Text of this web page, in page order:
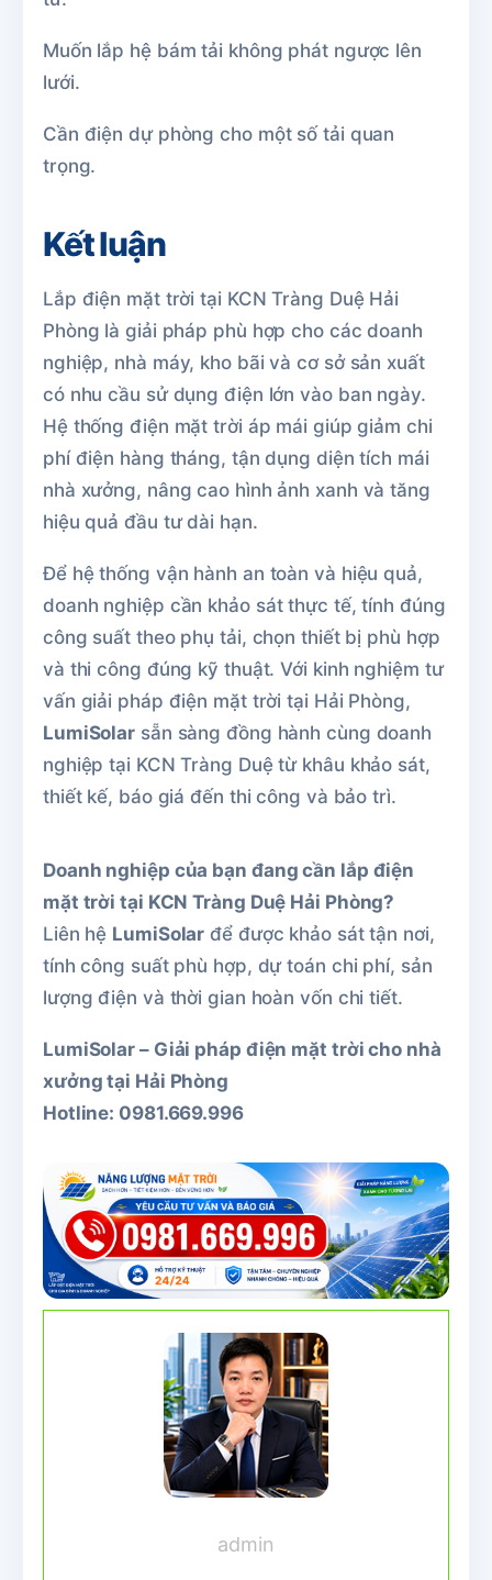
Muốn lắp hệ bám tải không phát ngược lên
lưới.
Cần điện dự phòng cho một số tải quan
trọng.
Kết luận
Lắp điện mặt trời tại KCN Tràng Duệ Hải
Phòng là giải pháp phù hợp cho các doanh
nghiệp, nhà máy, kho bãi và cơ sở sản xuất
có nhu cầu sử dụng điện lớn vào ban ngày.
Hệ thống điện mặt trời áp mái giúp giảm chi
phí điện hàng tháng, tận dụng diện tích mái
nhà xưởng, nâng cao hình ảnh xanh và tăng
hiệu quả đầu tư dài hạn.
Để hệ thống vận hành an toàn và hiệu quả,
doanh nghiệp cần khảo sát thực tế, tính đúng
công suất theo phụ tải, chọn thiết bị phù hợp
và thi công đúng kỹ thuật. Với kinh nghiệm tư
vấn giải pháp điện mặt trời tại Hải Phòng,
LumiSolar sẵn sàng đồng hành cùng doanh
nghiệp tại KCN Tràng Duệ từ khâu khảo sát,
thiết kế, báo giá đến thi công và bảo trì.
Doanh nghiệp của bạn đang cần lắp điện
mặt trời tại KCN Tràng Duệ Hải Phòng?
Liên hệ LumiSolar để được khảo sát tận nơi,
tính công suất phù hợp, dự toán chi phí, sản
lượng điện và thời gian hoàn vốn chi tiết.
LumiSolar – Giải pháp điện mặt trời cho nhà
xưởng tại Hải Phòng
Hotline: 0981.669.996
admin